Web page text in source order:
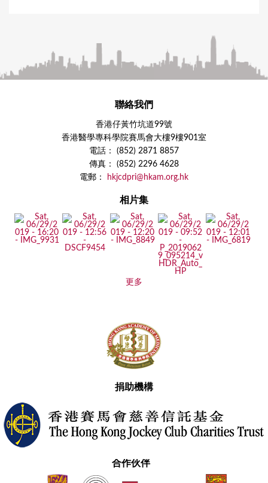
聯絡我們
香港仔黃竹坑道99號
香港醫學專科學院賽馬會大樓9樓901室
電話： (852) 2871 8857
傳真： (852) 2296 4628
電郵：
hkjcdpri@hkam.org.hk
相片集
更多
捐助機構
合作伙伴